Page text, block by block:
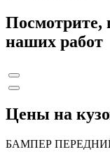
Посмотрите,
наших работ
Цены на
БАМПЕР